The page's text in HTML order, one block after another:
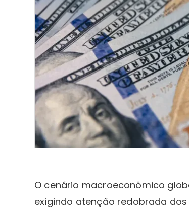
O cenário macroeconômico
exigindo atenção redobrada